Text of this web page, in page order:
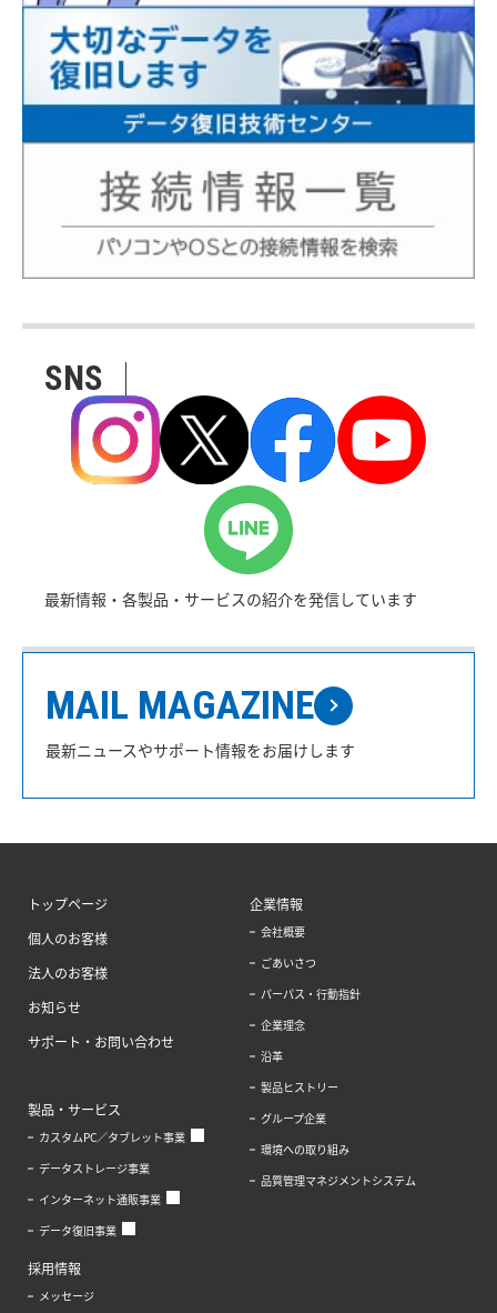
SNS
最新情報・各製品・サービスの紹介を発信しています
MAIL MAGAZINE
最新ニュースやサポート情報をお届けします
トップページ
個人のお客様
法人のお客様
お知らせ
サポート・お問い合わせ
製品・サービス
カスタムPC／タブレット事業
データストレージ事業
インターネット通販事業
データ復旧事業
企業情報
会社概要
ごあいさつ
パーパス・行動指針
企業理念
沿革
製品ヒストリー
グループ企業
環境への取り組み
品質管理マネジメントシステム
採用情報
メッセージ